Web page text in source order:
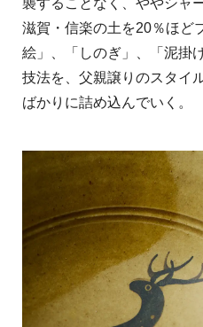
襲することなく、ややシャ
滋賀・信楽の土を20％ほど
絵」、「しのぎ」、「泥掛
技法を、父親譲りのスタイ
ばかりに詰め込んでいく。